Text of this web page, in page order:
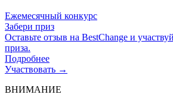
Ежемесячный конкурс
Забери приз
Оставьте отзыв на BestChange и
приза.
Подробнее
Участвовать →
ВНИМАНИЕ